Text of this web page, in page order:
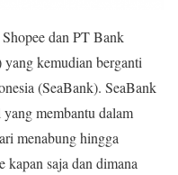
dan PT Bank
kemudian berganti
(SeaBank). SeaBank
membantu dalam
menabung hingga
kapan saja dan dimana